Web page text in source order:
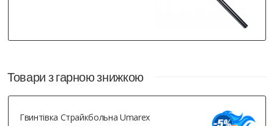
Товари з гарною знижкою
Гвинтівка Страйкбольна Umarex